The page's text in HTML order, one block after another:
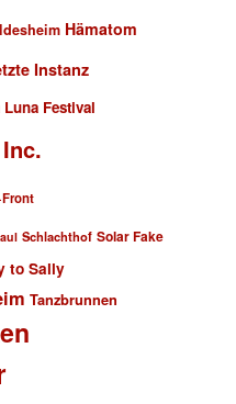
Hämatom
Instanz
Luna Festival
Schlachthof Solar Fake
to Sally
Tanzbrunnen